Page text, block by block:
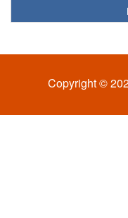
Copyright ©